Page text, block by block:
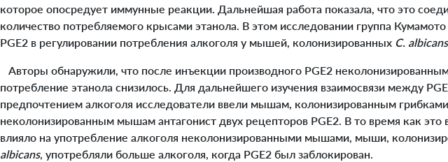
которое опосредует иммунные реакции. Дальнейшая работа показала, что это
количество потребляемого крысами этанола. В этом исследовании группа
PGE2 в регулировании потребления алкоголя у мышей, колонизированных C. albicans
Авторы обнаружили, что после инъекции производного PGE2
потребление этанола снизилось. Для дальнейшего изучения взаимосвязи между
предпочтением алкоголя исследователи ввели мышам, колонизированным
неколонизированным мышам антагонист двух рецепторов PGE2. В то время как это
влияло на употребление алкоголя неколонизированными мышами, мыши,
albicans, употребляли больше алкоголя, когда PGE2 был заблокирован.